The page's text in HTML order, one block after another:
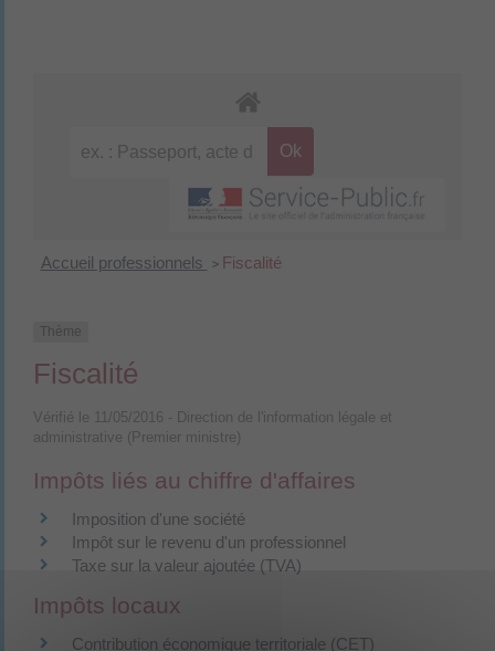
Accueil professionnels > Fiscalité
Thème
Fiscalité
Vérifié le 11/05/2016 - Direction de l'information légale et
administrative (Premier ministre)
Impôts liés au chiffre d'affaires
Imposition d'une société
Impôt sur le revenu d'un professionnel
Taxe sur la valeur ajoutée (TVA)
Impôts locaux
Contribution économique territoriale (CET)